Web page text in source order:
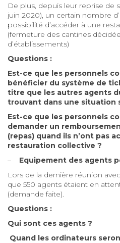
De plus, depuis leur reprise de
juin 2020), un certain nombre
possibilité d’accéder à une
(fermeture des cantines
d’établissements)
Questions :
Est-ce que les personnels
bénéficier du système de
titre que les autres agents
trouvant dans une situation
Est-ce que les personnels
demander un
(repas) quand ils n’ont pas
restauration collective ?
– Equipement des agents
Lors de la dernière réunion
que 550 agents étaient en
(demande faite).
Questions :
Qui sont ces agents ?
Quand les ordinateurs